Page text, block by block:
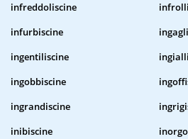
infreddoliscine
infurbiscine
ingentiliscine
ingobbiscine
ingrandiscine
inibiscine